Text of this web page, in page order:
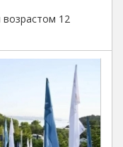
12